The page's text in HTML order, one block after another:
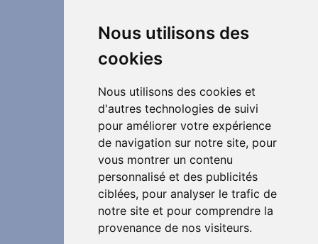
Nous utilisons des
cookies
Nous utilisons des cookies et
d'autres technologies de suivi
pour améliorer votre expérience
de navigation sur notre site, pour
vous montrer un contenu
personnalisé et des publicités
ciblées, pour analyser le trafic de
notre site et pour comprendre la
provenance de nos visiteurs.